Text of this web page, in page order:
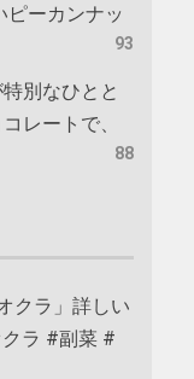
ーカンナッ
93
別なひとと
レートで、
88
クラ」詳しい
ラ #副菜 #